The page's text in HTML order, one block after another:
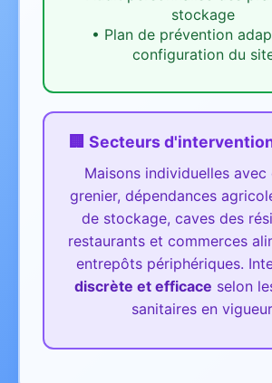
stockage
• Plan de prévention
configuration du
🏢 Secteurs
Maisons individuelles avec
grenier, dépendances
de stockage, caves des
restaurants et commerces
entrepôts périphériques.
discrète et efficace selon
sanitaires en